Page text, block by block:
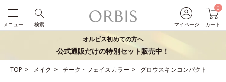
マイページ
0
カート
検索
メニュー
オルビス初めての方へ
公式通販だけの特別セット販売中！
TOP メイク チーク・フェイスカラー グロウスキンコンパクト